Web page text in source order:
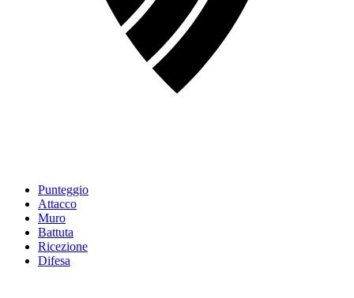
Punteggio
Attacco
Muro
Battuta
Ricezione
Difesa